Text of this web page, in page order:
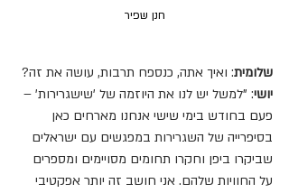
חנן שפיר
שלומית: ואיך אתה, כנספח תרבות, עושה את זה?
יושי: "למשל יש לנו את היוזמה של 'שישגרירות' –
פעם בחודש בימי שישי אנחנו מארחים כאן
בסיפרייה של השגרירות במפגשים עם ישראלים
שביקרו ביפן וחקרו תחומים מסויימים ומספרים
על החוויות שלהם. אני חושב זה יותר אפקטיבי